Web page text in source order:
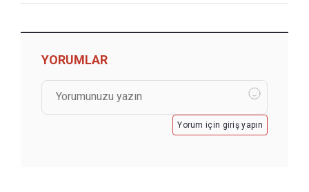
YORUMLAR
Yorum için giriş yapın